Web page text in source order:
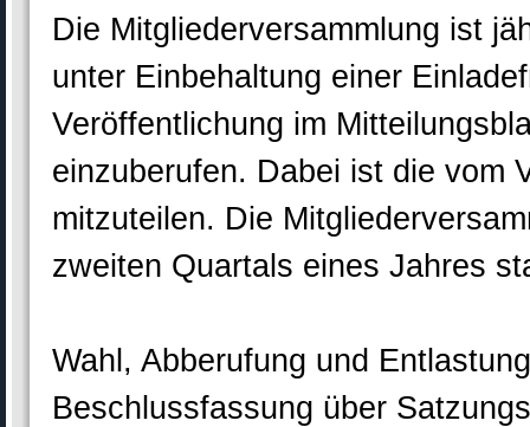
Die Mitgliederversammlung ist
unter Einbehaltung einer
Veröffentlichung im
einzuberufen. Dabei ist die vom
mitzuteilen. Die
zweiten Quartals eines Jahres
Wahl, Abberufung und
Beschlussfassung über